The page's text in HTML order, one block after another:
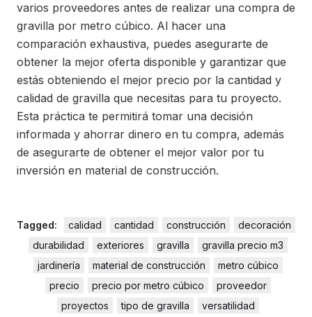
varios proveedores antes de realizar una compra de
gravilla por metro cúbico. Al hacer una
comparación exhaustiva, puedes asegurarte de
obtener la mejor oferta disponible y garantizar que
estás obteniendo el mejor precio por la cantidad y
calidad de gravilla que necesitas para tu proyecto.
Esta práctica te permitirá tomar una decisión
informada y ahorrar dinero en tu compra, además
de asegurarte de obtener el mejor valor por tu
inversión en material de construcción.
Tagged: calidad cantidad construcción
decoración
durabilidad
exteriores gravilla
gravilla precio m3
jardinería
material de construcción
metro cúbico
precio
precio por metro cúbico
proveedor
proyectos
tipo de gravilla versatilidad